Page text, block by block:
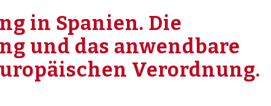
in Spanien. Die
und das anwendbare
Verordnung.